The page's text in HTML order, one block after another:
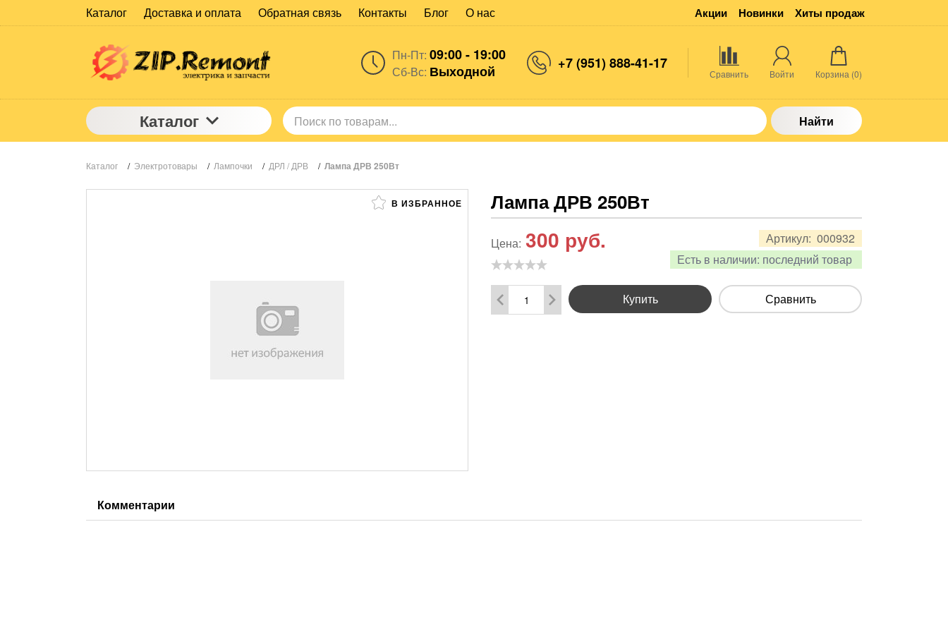
Каталог Доставка и оплата Обратная связь Контакты Блог О нас Акции Новинки Хиты продаж
Пн-Пт: 09:00 - 19:00
Сб-Вс: Выходной +7 (951) 888-41-17
Сравнить Войти Корзина (0)
Каталог Найти
Каталог / Электротовары / Лампочки / ДРЛ / ДРВ / Лампа ДРВ 250Вт
В ИЗБРАННОЕ Лампа ДРВ 250Вт
Артикул: 000932
Есть в наличии: последний товар
Цена: 300 руб.
Купить Сравнить
Комментарии